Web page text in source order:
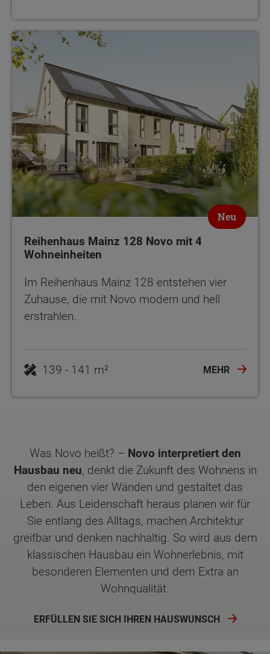
Neu
Reihenhaus Mainz 128 Novo mit 4
Wohneinheiten
Im Reihenhaus Mainz 128 entstehen vier
Zuhause, die mit Novo modern und hell
erstrahlen.
139 - 141 m² MEHR
Was Novo heißt? – Novo interpretiert den
Hausbau neu, denkt die Zukunft des Wohnens in
den eigenen vier Wänden und gestaltet das
Leben. Aus Leidenschaft heraus planen wir für
Sie entlang des Alltags, machen Architektur
greifbar und denken nachhaltig. So wird aus dem
klassischen Hausbau ein Wohnerlebnis, mit
besonderen Elementen und dem Extra an
Wohnqualität.
ERFÜLLEN SIE SICH IHREN HAUSWUNSCH